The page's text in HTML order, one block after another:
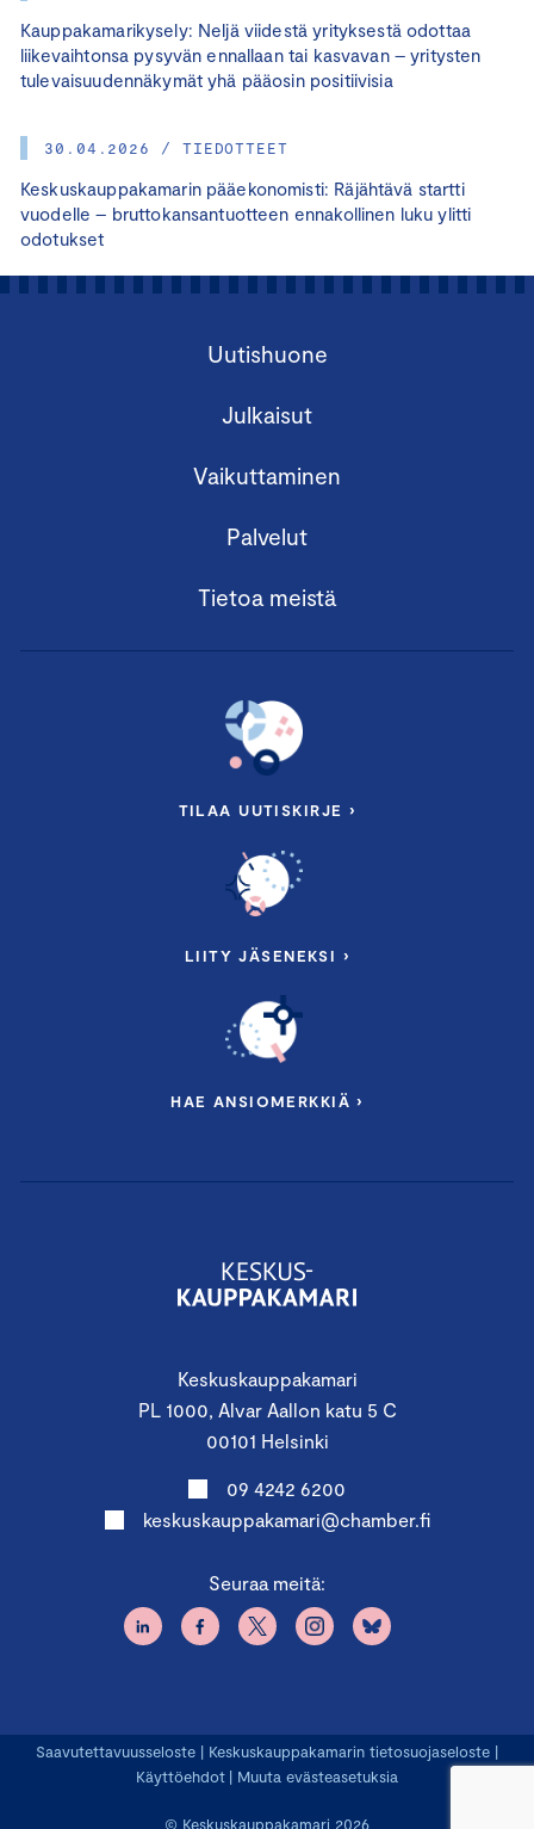
Kauppakamarikysely: Neljä viidestä yrityksestä odottaa
liikevaihtonsa pysyvän ennallaan tai kasvavan – yritysten
tulevaisuudennäkymät yhä pääosin positiivisia
30.04.2026 / TIEDOTTEET
Keskuskauppakamarin pääekonomisti: Räjähtävä startti
vuodelle – bruttokansantuotteen ennakollinen luku ylitti
odotukset
Keskuskauppakamari
PL 1000, Alvar Aallon katu 5 C
00101 Helsinki
09 4242 6200
keskuskauppakamari@chamber.fi
Seuraa meitä:
Uutishuone
Julkaisut
Vaikuttaminen
Palvelut
Tietoa meistä
TILAA UUTISKIRJE ›
LIITY JÄSENEKSI ›
HAE ANSIOMERKKIÄ ›
© Keskuskauppakamari 2026
Saavutettavuusseloste | Keskuskauppakamarin tietosuojaseloste |
Käyttöehdot | Muuta evästeasetuksia